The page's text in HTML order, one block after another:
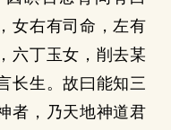
女右有司命，左有
六丁玉女，削去某
长生。故曰能知三
者，乃天地神道君